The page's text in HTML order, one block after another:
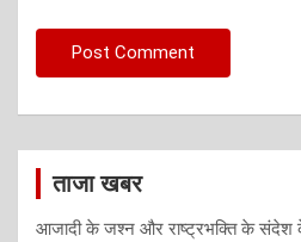
ताजा खबर
आजादी के जश्न और राष्ट्रभक्ति के संदेश